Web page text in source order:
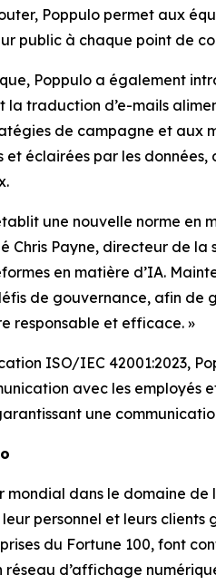
Poppulo permet aux
public à chaque point de
Poppulo a également
la traduction d’e-mails
de campagne et aux
et éclairées par les
une nouvelle norme en
Chris Payne, directeur de
en matière d’IA.
de gouvernance, afin de
responsable et efficace. »
ISO/IEC 42001:2023,
avec les
une
mondial dans le domaine
personnel et leurs clients
du Fortune 100, font
réseau d’affichage